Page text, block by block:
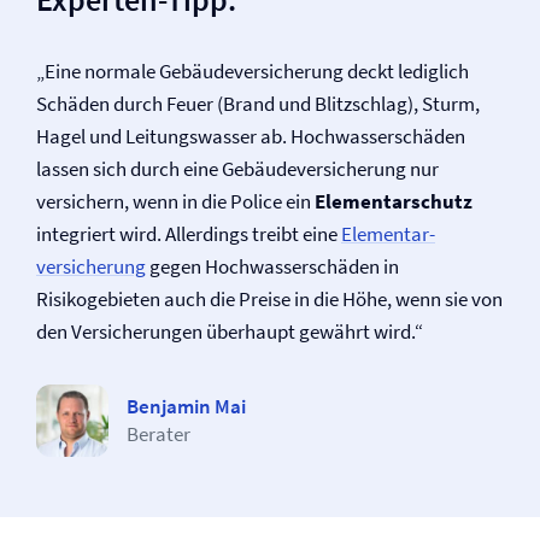
„Eine normale Gebäude­versicherung deckt lediglich
Schäden durch Feuer (Brand und Blitzschlag), Sturm,
Hagel und Leitungswasser ab. Hochwasserschäden
lassen sich durch eine Gebäude­versicherung nur
versichern, wenn in die Police ein Elementarschutz
integriert wird. Allerdings treibt eineElementar­
versicherunggegen Hochwasserschäden in
Risikogebieten auch die Preise in die Höhe, wenn sie von
den Versicherungen überhaupt gewährt wird.“
Benjamin Mai
Berater